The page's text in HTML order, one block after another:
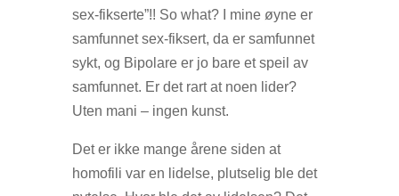
sex-fikserte”!! So what? I mine øyne er
samfunnet sex-fiksert, da er samfunnet
sykt, og Bipolare er jo bare et speil av
samfunnet. Er det rart at noen lider?
Uten mani – ingen kunst.
Det er ikke mange årene siden at
homofili var en lidelse, plutselig ble det